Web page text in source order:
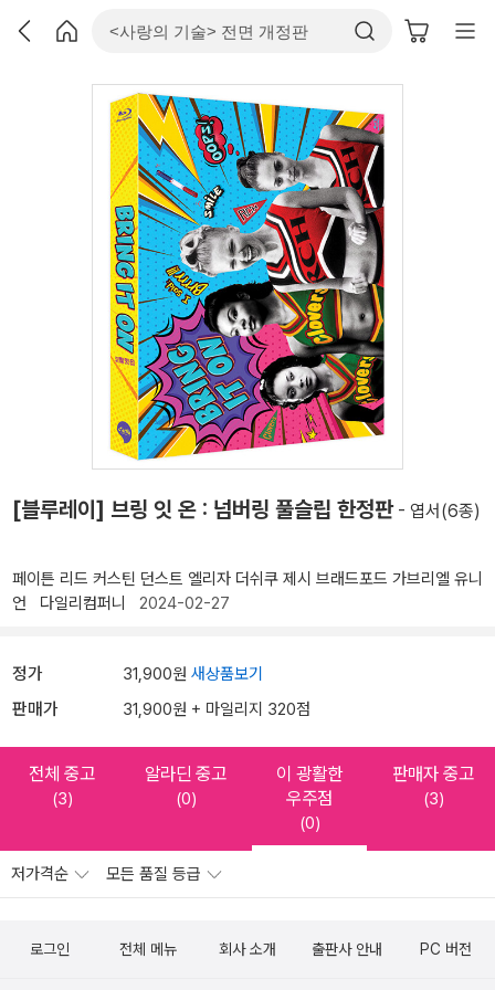
[블루레이] 브링 잇 온 : 넘버링 풀슬립 한정판- 엽서(6종)
페이튼 리드 커스틴 던스트 엘리자 더쉬쿠 제시 브래드포드 가브리엘 유니
언
다일리컴퍼니 2024-02-27
정가 31,900원 새상품보기
판매가 31,900원 + 마일리지 320점
전체 중고
(3)
알라딘 중고
(0)
이 광활한
우주점
(0)
판매자 중고
(3)
저가격순 모든 품질 등급
로그인 전체 메뉴 회사 소개 출판사 안내 PC 버전